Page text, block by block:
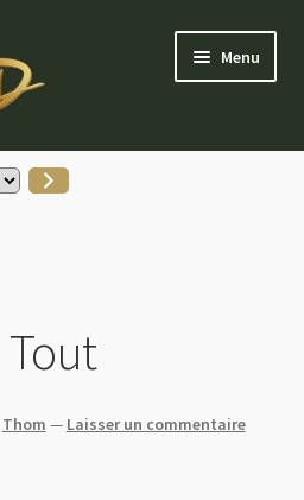
Menu
Tout
Thom — Laisser un commentaire